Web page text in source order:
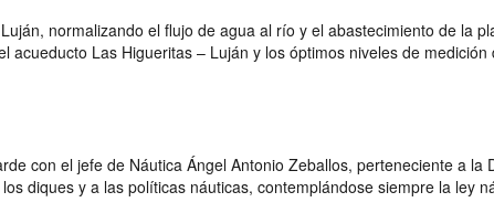
normalizando el flujo de agua al río y el abastecimiento de la
Las Higueritas – Luján y los óptimos niveles de
con el jefe de Náutica Ángel Antonio Zeballos, perteneciente a
diques y a las políticas náuticas, contemplándose siempre la ley